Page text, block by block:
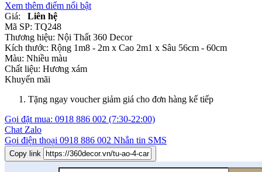
Xem thêm điểm nổi bật
Giá:
Liên hệ
Mã SP: TQ248
Thương hiệu: Nội Thất 360 Decor
Kích thước: Rộng 1m8 - 2m x Cao 2m1 x Sâu 56cm - 60cm
Màu: Nhiều màu
Chất liệu: Hương xám
Khuyến mãi
Tặng ngay voucher giảm giá cho đơn hàng kế tiếp
Gọi đặt mua: 0918 886 002 (7:30-22:00)
Chat Zalo
Gọi điện thoại 0918 886 002 Nhắn tin SMS
Copy link